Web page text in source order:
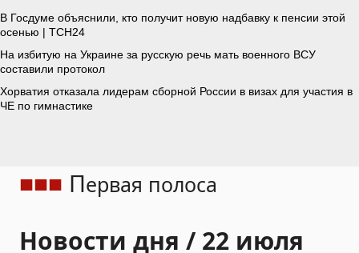
Первая полоса
Новости дня / 22 июля